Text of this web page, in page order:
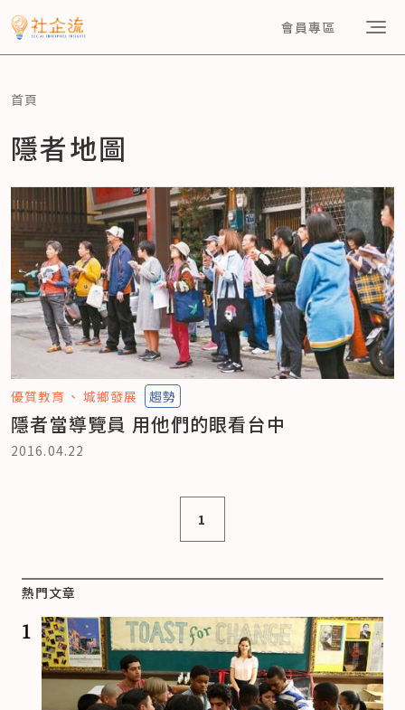
會員專區
首頁
隱者地圖
優質教育 城鄉發展 趨勢
隱者當導覽員 用他們的眼看台中
2016.04.22
1
熱門文章
1